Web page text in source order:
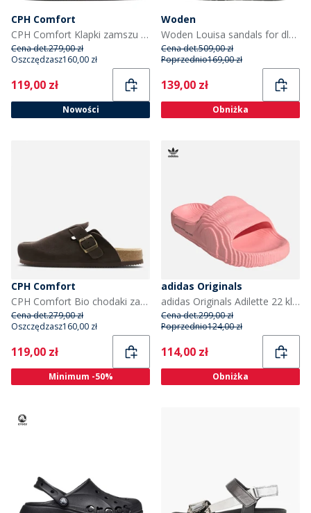
CPH Comfort
CPH Comfort Klapki zamszu Bio kolor taupe
Cena det.279,00 zł
Oszczędzasz160,00 zł
Current
119,00 zł
Nowości
Woden
Woden Louisa sandals for dla niej kolor ivory
Cena det.509,00 zł
Poprzednio169,00 zł
Current
139,00 zł
Obniżka
CPH Comfort
CPH Comfort Bio chodaki zamszowe sandały kolor Dark Brown
Cena det.279,00 zł
Oszczędzasz160,00 zł
Current
119,00 zł
Minimum -50%
adidas Originals
adidas Originals Adilette 22 klapki dla niej kolor Semi Pink Spark
Cena det.299,00 zł
Poprzednio124,00 zł
Current
114,00 zł
Obniżka